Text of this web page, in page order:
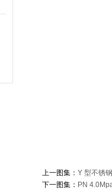
上一图集： Y 型不锈
下一图集： PN